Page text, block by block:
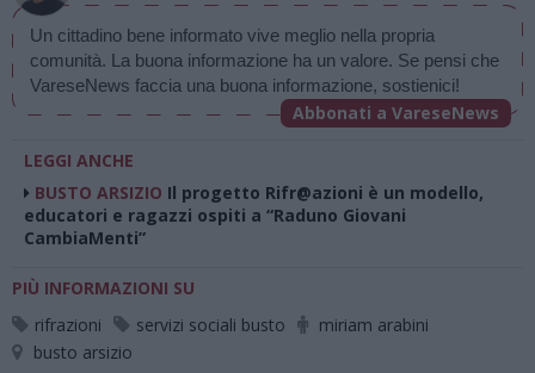
Un cittadino bene informato vive meglio nella propria
comunità. La buona informazione ha un valore. Se pensi che
VareseNews faccia una buona informazione, sostienici!
Abbonati a VareseNews
LEGGI ANCHE
BUSTO ARSIZIO Il progetto Rifr@azioni è un modello,
educatori e ragazzi ospiti a “Raduno Giovani
CambiaMenti”
PIÙ INFORMAZIONI SU
rifrazioni
servizi sociali busto
miriam arabini
busto arsizio